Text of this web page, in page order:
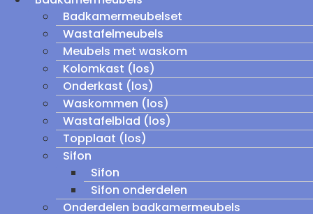
Badkamermeubelset
Wastafelmeubels
Meubels met waskom
Kolomkast (los)
Onderkast (los)
Waskommen (los)
Wastafelblad (los)
Topplaat (los)
Sifon
Sifon
Sifon onderdelen
Onderdelen badkamermeubels